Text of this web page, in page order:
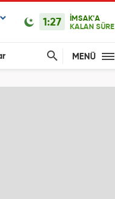
1:27
İMSAK'A
KALAN SÜRE
MENÜ